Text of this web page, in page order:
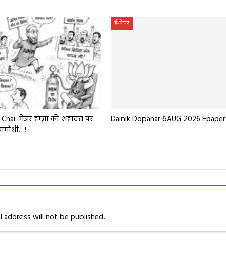
मेजर हम्ज़ा की शहादत पर
ई-पेपर
Dainik Dopahar 6AUG 2026 Epaper
address will not be published.